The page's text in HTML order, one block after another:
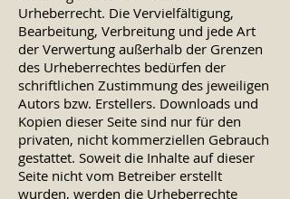
Urheberrecht. Die Vervielfältigung,
Bearbeitung, Verbreitung und jede Art
der Verwertung außerhalb der Grenzen
des Urheberrechtes bedürfen der
schriftlichen Zustimmung des jeweiligen
Autors bzw. Erstellers. Downloads und
Kopien dieser Seite sind nur für den
privaten, nicht kommerziellen Gebrauch
gestattet. Soweit die Inhalte auf dieser
Seite nicht vom Betreiber erstellt
wurden, werden die Urheberrechte